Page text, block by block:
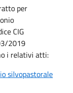
per
CIG
2019
i relativi atti:
silvopastorale